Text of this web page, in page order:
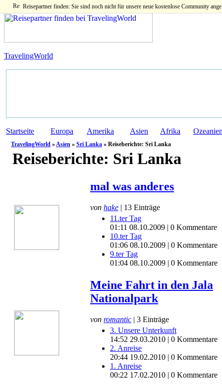
Reisepartner finden: Sie sind noch nicht für unsere neue kostenlose Community
TravelingWorld
Startseite Europa Amerika Asien Afrika
TravelingWorld »Asien » Sri Lanka » Reiseberichte: Sri Lanka
Reiseberichte: Sri Lanka
mal was anderes
von hake | 13 Einträge
11.ter Tag
01:11 08.10.2009 | 0 Kommentare
10.ter Tag
01:06 08.10.2009 | 0 Kommentare
9.ter Tag
01:04 08.10.2009 | 0 Kommentare
Meine Fahrt in den Jala
Nationalpark
von romantic | 3 Einträge
3. Unsere Unterkunft
14:52 29.03.2010 | 0 Kommentare
2. Anreise
20:44 19.02.2010 | 0 Kommentare
1. Anreise
00:22 17.02.2010 | 0 Kommentare